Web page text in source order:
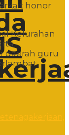
honor
Kelurahan
daerah guru